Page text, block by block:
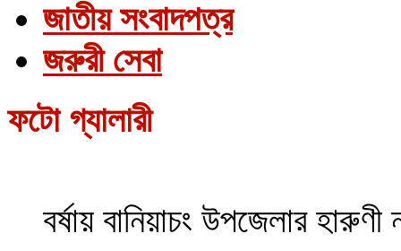
জাতীয় সংবাদপত্র
জরুরী সেবা
ফটো গ্যালারী
বর্ষায় বানিয়াচং উপজেলার হারুণী